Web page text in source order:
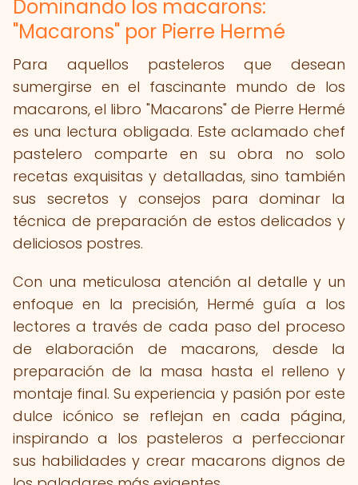
Dominando los macarons:
"Macarons" por Pierre Hermé
Para aquellos pasteleros que desean
sumergirse en el fascinante mundo de los
macarons, el libro "Macarons" de Pierre Hermé
es una lectura obligada. Este aclamado chef
pastelero comparte en su obra no solo
recetas exquisitas y detalladas, sino también
sus secretos y consejos para dominar la
técnica de preparación de estos delicados y
deliciosos postres.
Con una meticulosa atención al detalle y un
enfoque en la precisión, Hermé guía a los
lectores a través de cada paso del proceso
de elaboración de macarons, desde la
preparación de la masa hasta el relleno y
montaje final. Su experiencia y pasión por este
dulce icónico se reflejan en cada página,
inspirando a los pasteleros a perfeccionar
sus habilidades y crear macarons dignos de